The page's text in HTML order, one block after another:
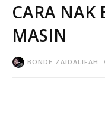
CARA NAK
MASIN
BONDE ZAIDALIFAH